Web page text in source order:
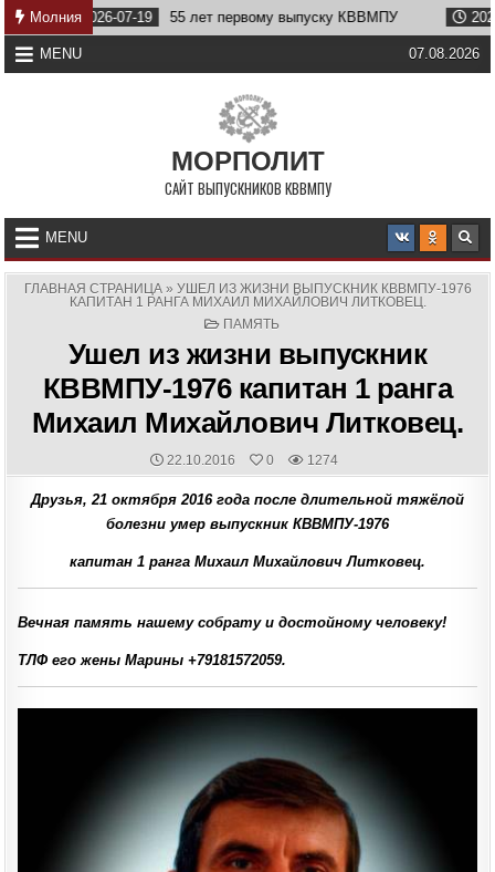
Skip
to
content
Молния
2026-07-19 55 лет первому выпуску КВВМПУ 2026-07-07
MENU 07.08.2026
МОРПОЛИТ
САЙТ ВЫПУСКНИКОВ КВВМПУ
MENU
ГЛАВНАЯ СТРАНИЦА» УШЕЛ ИЗ ЖИЗНИ ВЫПУСКНИК КВВМПУ-1976
КАПИТАН 1 РАНГА МИХАИЛ МИХАЙЛОВИЧ ЛИТКОВЕЦ.
POSTED
ПАМЯТЬ
Ушел из жизни выпускник
КВВМПУ-1976 капитан 1 ранга
Михаил Михайлович Литковец.
PUBLISHED
DATE:
22.10.2016 0 1274
Друзья, 21 октября 2016 года после длительной тяжёлой
болезни умер выпускник КВВМПУ-1976
капитан 1 ранга Михаил Михайлович Литковец.
Вечная память нашему собрату и достойному человеку!
ТЛФ его жены Марины+79181572059.